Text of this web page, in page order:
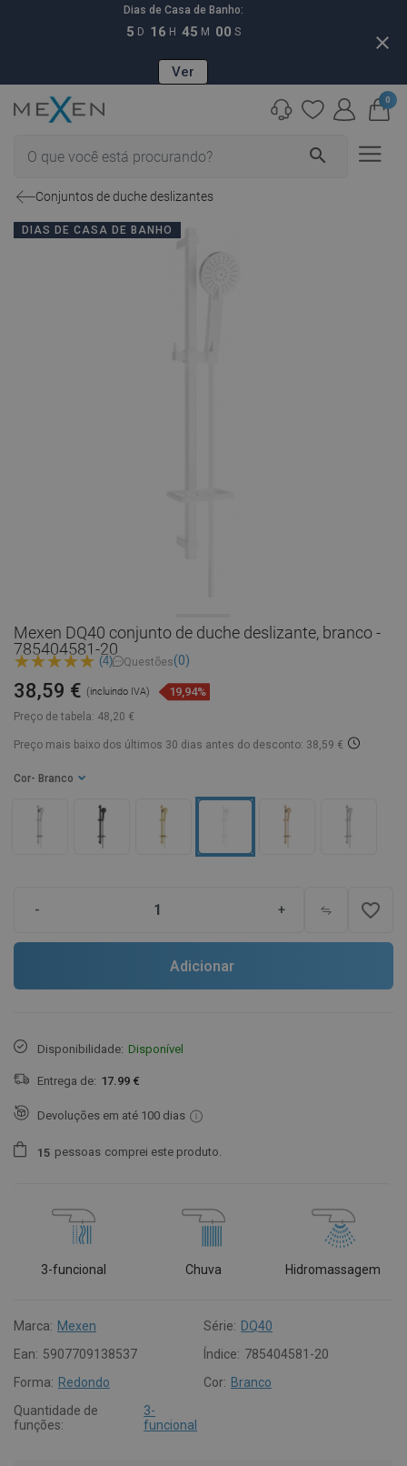
Dias de Casa de Banho:
5 D 16 H 44 M 59 S
Ver
close
search
0
Conjuntos de duche deslizantes
DIAS DE CASA DE BANHO
Mexen DQ40 conjunto de duche deslizante, branco -
785404581-20
(4) Questões(0)
Preço de tabela: 48,20 €
38,59 € (incluindo IVA) 19,94%
Preço mais baixo dos últimos 30 dias antes do desconto: 38,59 €
Cor - Branco
- + favorite_border
Adicionar
Disponibilidade: Disponível
Entrega de: 17.99 €
Devoluções em até 100 dias
1 5 pessoas comprei este produto.
3-funcional Chuva Hidromassagem
Marca: Mexen Série: DQ40
Ean: 5907709138537 Índice: 785404581-20
Forma: Redondo Cor: Branco
Quantidade de
funções:
3-
funcional